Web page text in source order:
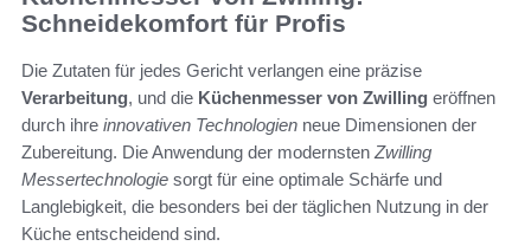
Schneidekomfort für Profis
Die Zutaten für jedes Gericht verlangen eine präzise
Verarbeitung, und die Küchenmesser von Zwilling eröffnen
durch ihre innovativen Technologien neue Dimensionen der
Zubereitung. Die Anwendung der modernsten Zwilling
Messertechnologie sorgt für eine optimale Schärfe und
Langlebigkeit, die besonders bei der täglichen Nutzung in der
Küche entscheidend sind.